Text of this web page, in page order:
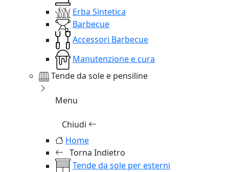
Erba Sintetica
Barbecue
Accessori Barbecue
Manutenzione e cura
Tende da sole e pensiline
Menu
Chiudi
Home
Torna Indietro
Tende da sole per esterni